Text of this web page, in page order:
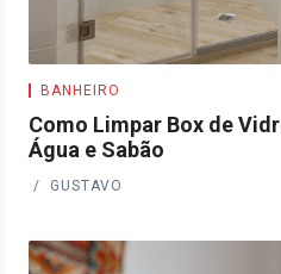
BANHEIRO
Como Limpar Box de
Água e Sabão
GUSTAVO